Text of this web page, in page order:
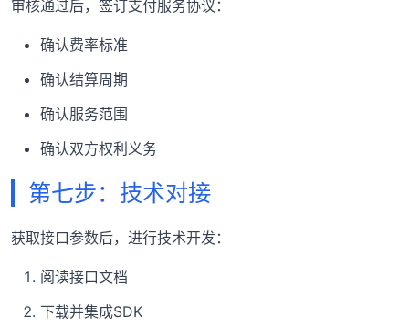
审核通过后，签订支付服务协议：
确认费率标准
确认结算周期
确认服务范围
确认双方权利义务
第七步：技术对接
获取接口参数后，进行技术开发：
阅读接口文档
下载并集成SDK